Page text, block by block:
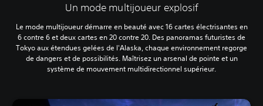
Un mode multijoueur explosif
Le mode multijoueur démarre en beauté avec 16 cartes électrisantes en
6 contre 6 et deux cartes en 20 contre 20. Des panoramas futuristes de
Tokyo aux étendues gelées de l'Alaska, chaque environnement regorge
de dangers et de possibilités. Maîtrisez un arsenal de pointe et un
système de mouvement multidirectionnel supérieur.